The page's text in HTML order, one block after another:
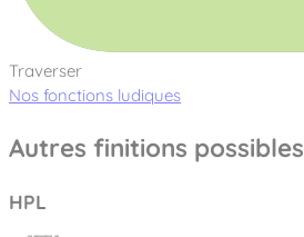
Traverser
Nos fonctions ludiques
Autres finitions possibles
HPL